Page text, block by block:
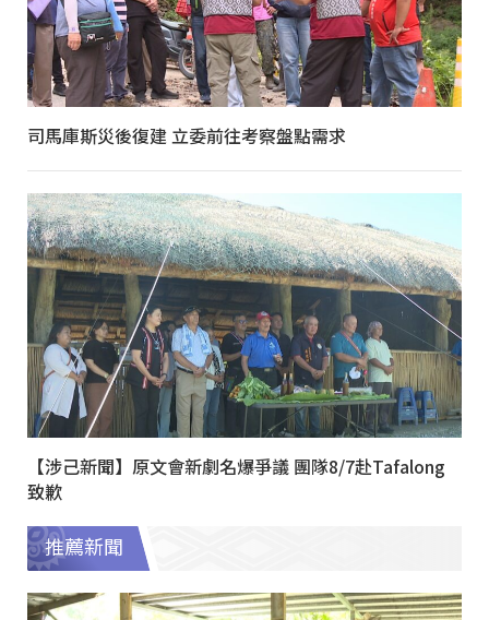
司馬庫斯災後復建 立委前往考察盤點需求
【涉己新聞】原文會新劇名爆爭議 團隊8/7赴Tafalong
致歉
推薦新聞